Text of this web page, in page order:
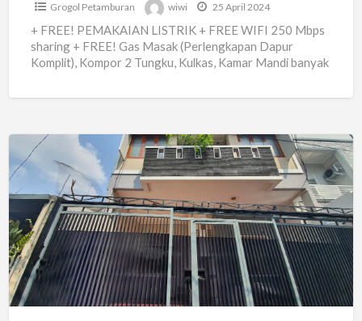
Grogol Petamburan wiwi 25 April 2024
+ FREE! PEMAKAIAN LISTRIK + FREE WIFI 250 Mbps
sharing + FREE! Gas Masak (Perlengkapan Dapur
Komplit), Kompor 2 Tungku, Kulkas, Kamar Mandi banyak
KOS
PRIA
NON
AC
DAERAH
GROGOL